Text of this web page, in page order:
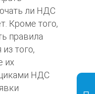
ли НДС
Кроме того,
правила
того,
их
НДС